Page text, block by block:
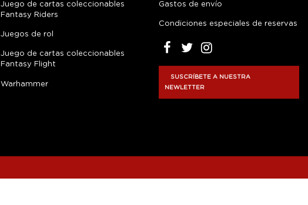
Juego de cartas coleccionables
Fantasy Riders
Juegos de rol
Juego de cartas coleccionables
Fantasy Flight
Warhammer
Gastos de envío
Condiciones especiales de reservas
SUSCRÍBETE A NUESTRA
NEWLETTER